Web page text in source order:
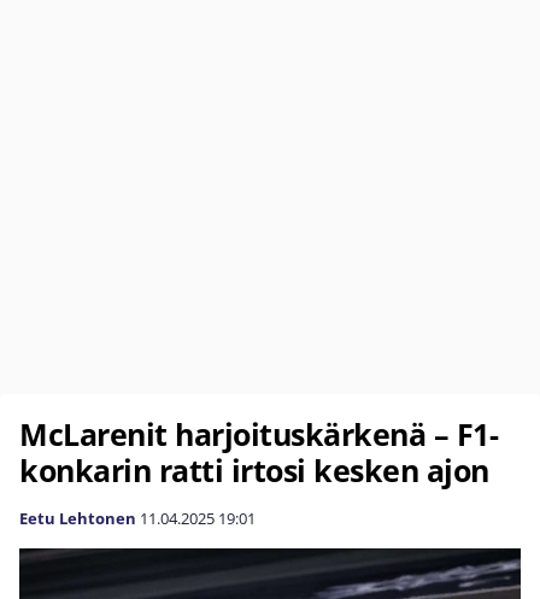
McLarenit harjoituskärkenä – F1-
konkarin ratti irtosi kesken ajon
Eetu Lehtonen 11.04.2025 19:01